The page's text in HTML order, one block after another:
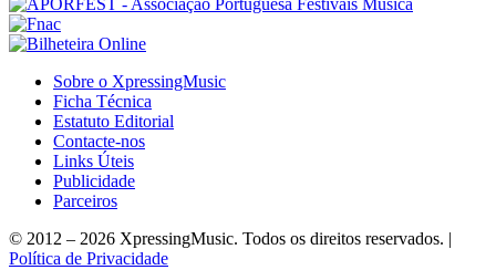
Sobre o XpressingMusic
Ficha Técnica
Estatuto Editorial
Contacte-nos
Links Úteis
Publicidade
Parceiros
© 2012 – 2026 XpressingMusic. Todos os direitos reservados. |
Política de Privacidade